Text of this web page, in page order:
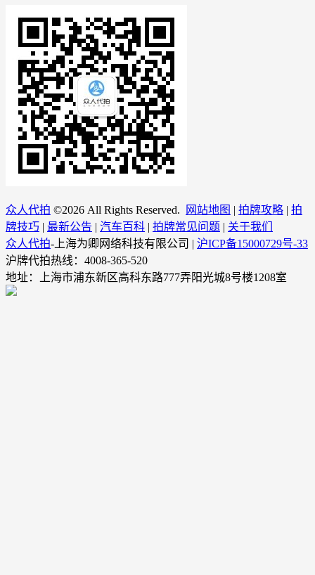
众人代拍 ©2026 All Rights Reserved. 网站地图 | 拍牌攻略 | 拍
牌技巧 | 最新公告 | 汽车百科 | 拍牌常见问题 | 关于我们
众人代拍-上海为卿网络科技有限公司 | 沪ICP备15000729号-33
沪牌代拍热线：4008-365-520
地址：上海市浦东新区高科东路777弄阳光城8号楼1208室